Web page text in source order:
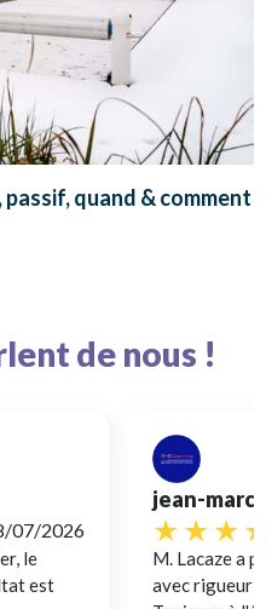
quand & comment
de nous !
02/07/2026
notre projet,
David
Bonjour,